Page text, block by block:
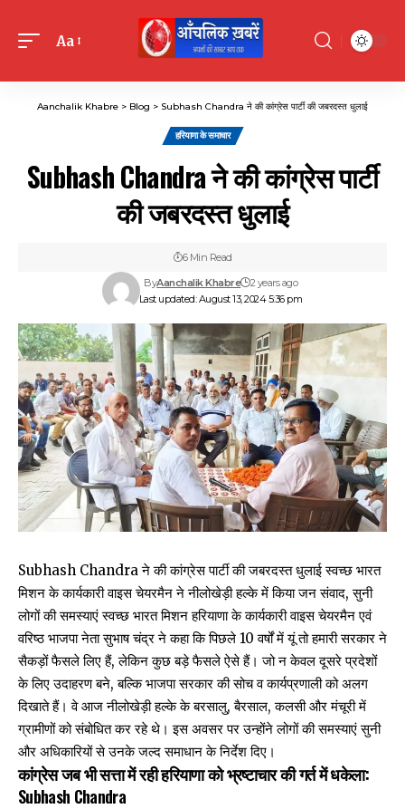
Font
Aa
Aanchalik Khabre > Blog > Subhash Chandra ने की कांग्रेस पार्टी की जबरदस्त धुलाई
हरियाणा के समाचार
Subhash Chandra ने की कांग्रेस पार्टी
की जबरदस्त धुलाई
Last updated: August 13, 2024 5:36 pm
ByAanchalik Khabre 2 years ago
6 Min Read
Subhash Chandra ने की कांग्रेस पार्टी की जबरदस्त धुलाई स्वच्छ भारत
मिशन के कार्यकारी वाइस चेयरमैन ने नीलोखेड़ी हल्के में किया जन संवाद, सुनी
लोगों की समस्याएं स्वच्छ भारत मिशन हरियाणा के कार्यकारी वाइस चेयरमैन एवं
वरिष्ठ भाजपा नेता सुभाष चंद्र ने कहा कि पिछले 10 वर्षों में यूं तो हमारी सरकार ने
सैकड़ों फैसले लिए हैं, लेकिन कुछ बड़े फैसले ऐसे हैं। जो न केवल दूसरे प्रदेशों
के लिए उदाहरण बने, बल्कि भाजपा सरकार की सोच व कार्यप्रणाली को अलग
दिखाते हैं। वे आज नीलोखेड़ी हल्के के बरसालु, बैरसाल, कलसी और मंचूरी में
ग्रामीणों को संबोधित कर रहे थे। इस अवसर पर उन्होंने लोगों की समस्याएं सुनी
और अधिकारियों से उनके जल्द समाधान के निर्देश दिए।
कांग्रेस जब भी सत्ता में रही हरियाणा को भ्रष्टाचार की गर्त में धकेला:
Subhash Chandra